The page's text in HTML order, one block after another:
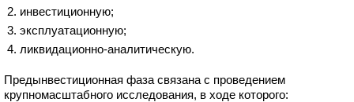
инвестиционную;
эксплуатационную;
ликвидационно-аналитическую.
Предынвестиционная фаза связана с проведением
крупномасштабного исследования, в ходе которого: